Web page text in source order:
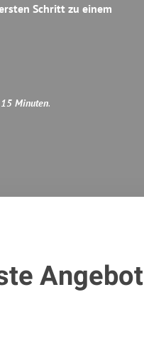
Schritt zu einem
Minuten.
Angebot